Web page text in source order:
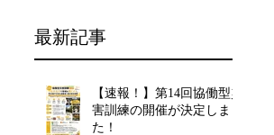
最新記事
【速報！】第14回協働型災
害訓練の開催が決定しまし
た！